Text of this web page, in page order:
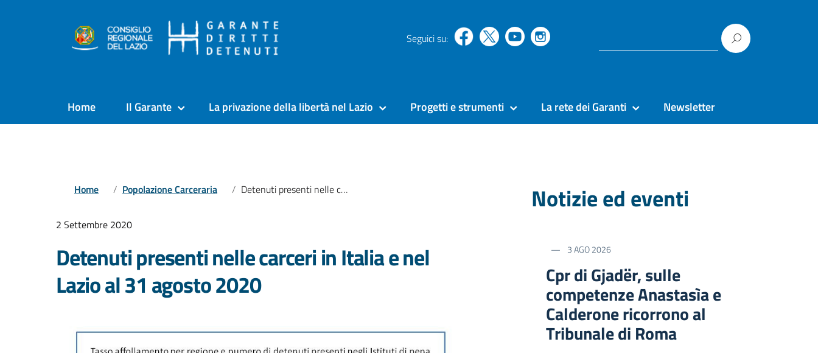
Seguici su:
Home Il Garante La privazione della libertà nel Lazio Progetti e strumenti La rete dei Garanti Newsletter
Home Popolazione Carceraria Detenuti presenti nelle carceri in Italia e nel Lazio al 31 agosto 2020
2 Settembre 2020
Detenuti presenti nelle carceri in Italia e nel
Lazio al 31 agosto 2020
Notizie ed eventi
3 AGO 2026
Cpr di Gjadër, sulle
competenze Anastasìa e
Calderone ricorrono al
Tribunale di Roma